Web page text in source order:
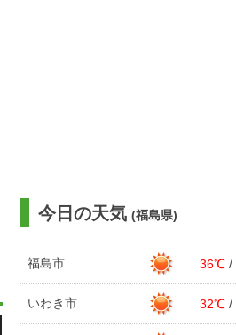
今日の天気 (福島県)
福島市 36℃ /
いわき市 32℃ /